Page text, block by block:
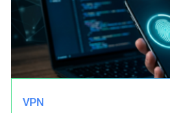
VPN